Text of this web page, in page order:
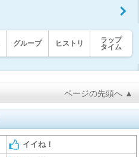
グループ ヒストリ
ラップ
タイム
ページの先頭へ ▲
イイね！